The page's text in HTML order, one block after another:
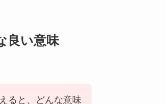
良い意味
ると、どんな意味